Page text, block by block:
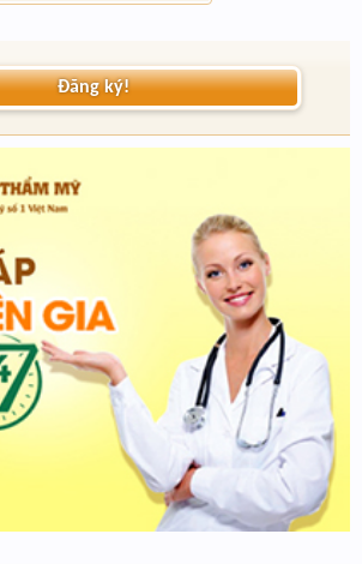
Đăng ký!